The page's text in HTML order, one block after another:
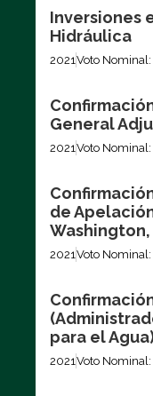
Inversiones
Hidráulica
2021Voto Nominal:
General
2021Voto Nominal:
de
Washington,
2021Voto Nominal:
para el
2021Voto Nominal: